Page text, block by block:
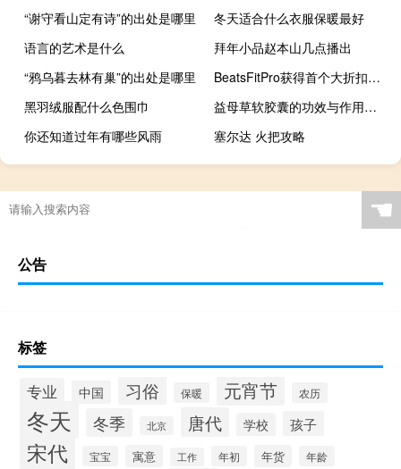
“谢守看山定有诗”的出处是哪里
冬天适合什么衣服保暖最好
语言的艺术是什么
拜年小品赵本山几点播出
“鸦乌暮去林有巢”的出处是哪里
BeatsFitPro获得首个大折扣降至153美元
黑羽绒服配什么色围巾
益母草软胶囊的功效与作用及禁忌（益母草软胶囊的功效与作用）
你还知道过年有哪些风雨
塞尔达 火把攻略
☚
公告
标签
专业 中国 习俗 保暖 元宵节 农历
冬天 冬季 北京 唐代 学校 孩子
宋代 宝宝 寓意 工作 年初 年货 年龄